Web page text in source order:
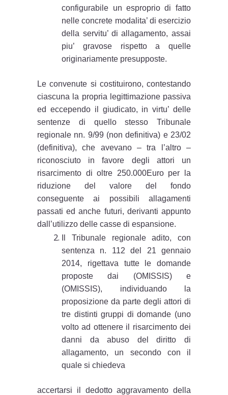
configurabile un esproprio di fatto
nelle concrete modalita’ di esercizio
della servitu’ di allagamento, assai
piu’ gravose rispetto a quelle
originariamente presupposte.
Le convenute si costituirono, contestando
ciascuna la propria legittimazione passiva
ed eccependo il giudicato, in virtu’ delle
sentenze di quello stesso Tribunale
regionale nn. 9/99 (non definitiva) e 23/02
(definitiva), che avevano – tra l’altro –
riconosciuto in favore degli attori un
risarcimento di oltre 250.000Euro per la
riduzione del valore del fondo
conseguente ai possibili allagamenti
passati ed anche futuri, derivanti appunto
dall’utilizzo delle casse di espansione.
Il Tribunale regionale adito, con
sentenza n. 112 del 21 gennaio
2014, rigettava tutte le domande
proposte dai (OMISSIS) e
(OMISSIS), individuando la
proposizione da parte degli attori di
tre distinti gruppi di domande (uno
volto ad ottenere il risarcimento dei
danni da abuso del diritto di
allagamento, un secondo con il
quale si chiedeva
accertarsi il dedotto aggravamento della